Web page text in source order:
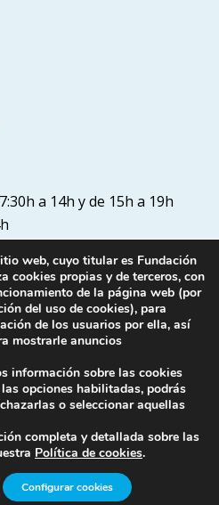
a 14h y de 15h a 19h
Prudencio. Todos los
web, cuyo titular es Fundación
cookies propias y de terceros, con
de la página web (por
del uso de cookies), para
de los usuarios por ella, así
mostrarle anuncios
información sobre las cookies
opciones habilitadas, podrás
o seleccionar aquellas
completa y detallada sobre las
Política de cookies.
Configurar cookies